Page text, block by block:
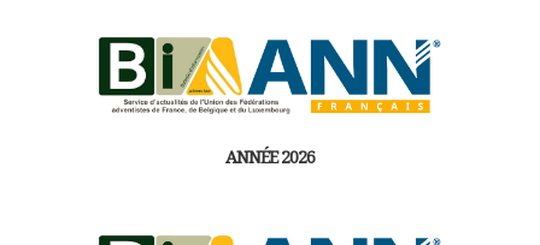
ANNÉE 2026